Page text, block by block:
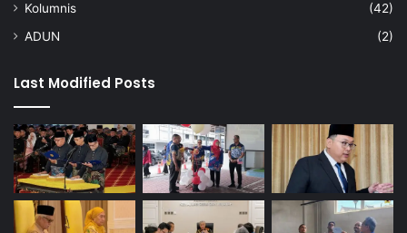
-
A
a
r
Kolumnis
(42)
ADUN
(2)
Last Modified Posts